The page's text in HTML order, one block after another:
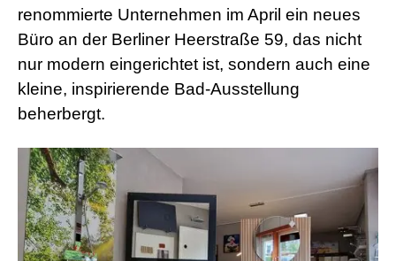
renommierte Unternehmen im April ein neues
Büro an der Berliner Heerstraße 59, das nicht
nur modern eingerichtet ist, sondern auch eine
kleine, inspirierende Bad-Ausstellung
beherbergt.